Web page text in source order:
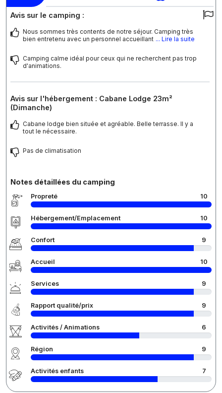
Avis sur le camping :
Nous sommes très contents de notre séjour. Camping très
bien entretenu avec un personnel accueillant ... Lire la suite
Camping calme idéal pour ceux qui ne recherchent pas trop
d'animations.
Avis sur l'hébergement : Cabane Lodge 23m²
(Dimanche)
Cabane lodge bien située et agréable. Belle terrasse. Il y a
tout le nécessaire.
Pas de climatisation
Notes détaillées du camping
Propreté 10
Hébergement/Emplacement 10
Confort 9
Accueil 10
Services 9
Rapport qualité/prix 9
Activités / Animations 6
Région 9
Activités enfants 7